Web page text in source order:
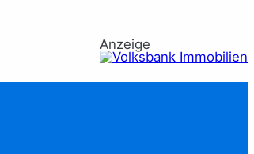
Anzeige